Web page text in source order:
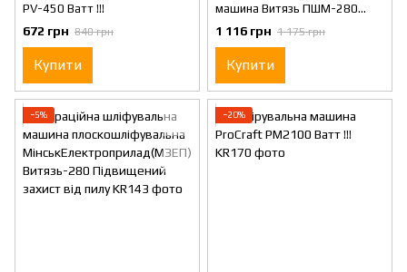
PV-450 Ватт !!!
672 грн 840 грн
Купити
машина Витязь ПШМ-280
Ватт !!!
1 116 грн 1 175 грн
Купити
−5% −20%